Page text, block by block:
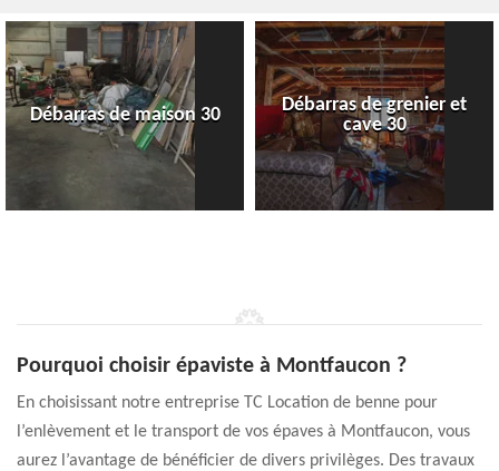
Débarras de maison 30
Débarras de grenier et
cave 30
Pourquoi choisir épaviste à Montfaucon ?
En choisissant notre entreprise TC Location de benne pour
l’enlèvement et le transport de vos épaves à Montfaucon, vous
aurez l’avantage de bénéficier de divers privilèges. Des travaux